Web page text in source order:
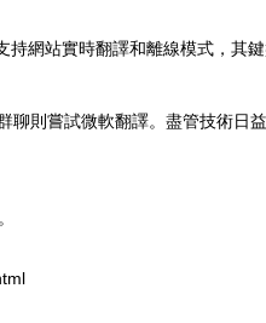
網站實時翻譯和離線模式，其
則嘗試微軟翻譯。盡管技術日